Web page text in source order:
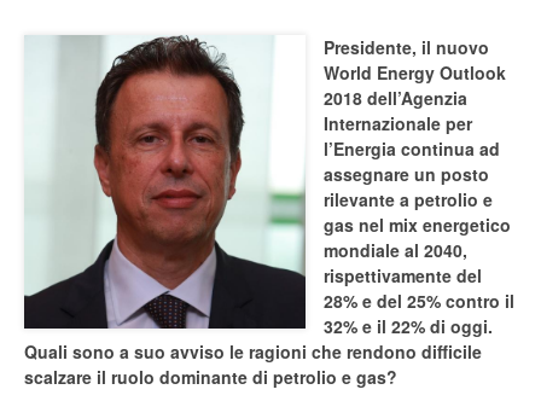
Presidente, il nuovo
World Energy Outlook
2018 dell’Agenzia
Internazionale per
l’Energia continua ad
assegnare un posto
rilevante a petrolio e
gas nel mix energetico
mondiale al 2040,
rispettivamente del
28% e del 25% contro il
32% e il 22% di oggi.
Quali sono a suo avviso le ragioni che rendono difficile
scalzare il ruolo dominante di petrolio e gas?